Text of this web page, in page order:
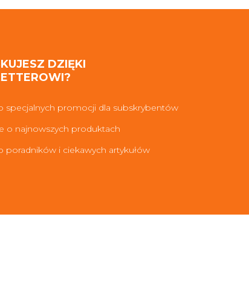
DZIĘKI
specjalnych promocji dla subskrybentów
o najnowszych produktach
poradników i ciekawych artykułów